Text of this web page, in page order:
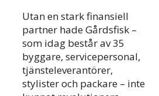
Utan en stark finansiell
partner hade Gårdsfisk –
som idag består av 35
byggare, servicepersonal,
tjänsteleverantörer,
stylister och packare – inte